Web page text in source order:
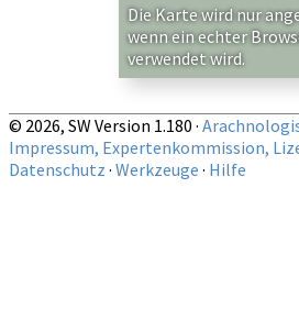
Auf obige Region beschränkte
Die Karte wird nur
wenn ein echter
verwendet wird.
© 2026, SW Version 1.180 ·
Impressum, Expertenkommission,
Datenschutz · Werkzeuge · Hilfe